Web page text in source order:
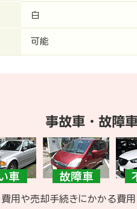
白
可能
事故車・故障
費用や売却手続きにかかる費